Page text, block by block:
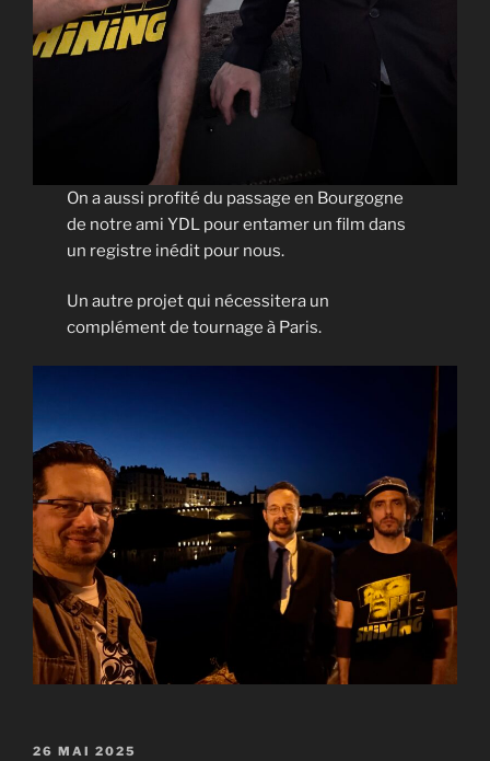
On a aussi profité du passage en Bourgogne
de notre ami YDL pour entamer un film dans
un registre inédit pour nous.
Un autre projet qui nécessitera un
complément de tournage à Paris.
PUBLIÉ
26 MAI 2025